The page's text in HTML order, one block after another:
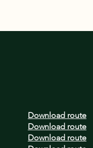
Download route
Download route
Download route